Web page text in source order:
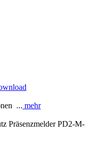
... mehr
Präsenzmelder PD2-M-